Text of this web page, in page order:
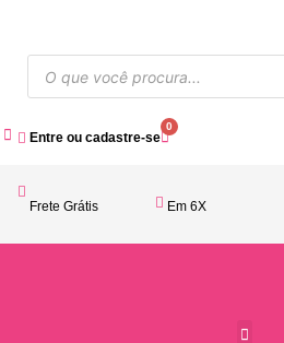
Entre ou cadastre-se
0
Frete Grátis Em 6X